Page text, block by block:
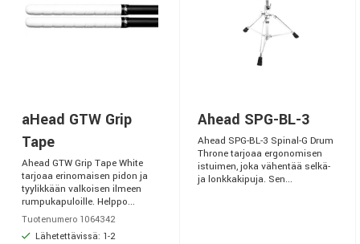
aHead GTW Grip
Tape
Ahead GTW Grip Tape White
tarjoaa erinomaisen pidon ja
tyylikkään valkoisen ilmeen
rumpukapuloille. Helppo...
Tuotenumero 1064342
Lähetettävissä: 1-2
Ahead SPG-BL-3
Ahead SPG-BL-3 Spinal-G Drum
Throne tarjoaa ergonomisen
istuimen, joka vähentää selkä-
ja lonkkakipuja. Sen...